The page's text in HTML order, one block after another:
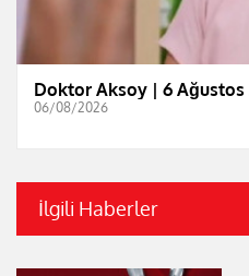
Doktor Aksoy | 6 Ağustos
06/08/2026
İlgili Haberler